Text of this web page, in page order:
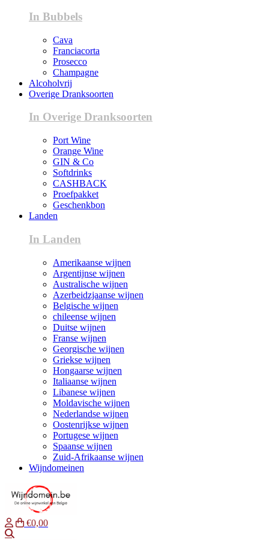
In Bubbels
Cava
Franciacorta
Prosecco
Champagne
Alcoholvrij
Overige Dranksoorten
In Overige Dranksoorten
Port Wine
Orange Wine
GIN & Co
Softdrinks
CASHBACK
Proefpakket
Geschenkbon
Landen
In Landen
Amerikaanse wijnen
Argentijnse wijnen
Australische wijnen
Azerbeidzjaanse wijnen
Belgische wijnen
chileense wijnen
Duitse wijnen
Franse wijnen
Georgische wijnen
Griekse wijnen
Hongaarse wijnen
Italiaanse wijnen
Libanese wijnen
Moldavische wijnen
Nederlandse wijnen
Oostenrijkse wijnen
Portugese wijnen
Spaanse wijnen
Zuid-Afrikaanse wijnen
Wijndomeinen
€0,00